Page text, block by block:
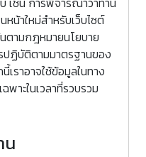
หน้าใหม่สำหรับเว็บไซต์
ตามกฎหมายนโยบาย
ปฏิบัติตามมาตรฐานของ
ราอาจใช้ข้อมูลในทาง
พาะในเวลาที่รวบรวม
น